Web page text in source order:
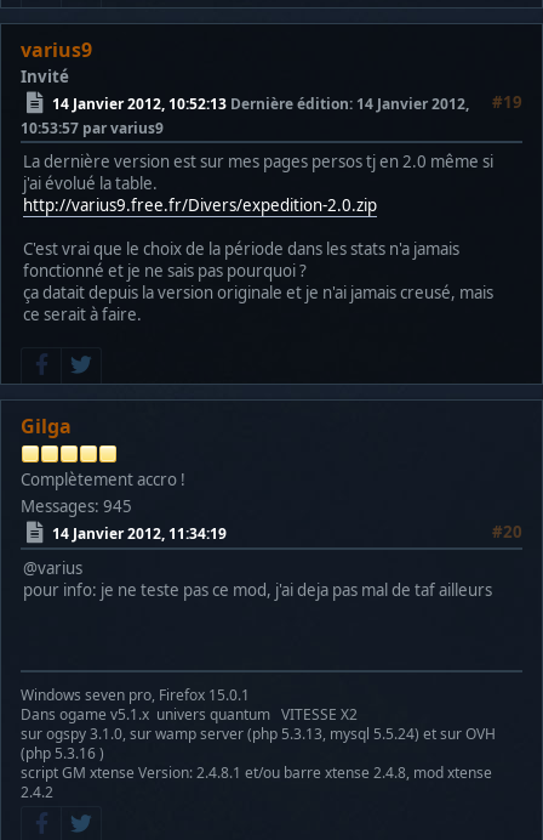
varius9
Invité
14 Janvier 2012, 10:52:13 #19
Dernière édition: 14 Janvier 2012,
10:53:57 par varius9
La dernière version est sur mes pages persos tj en 2.0 même si
j'ai évolué la table.
http://varius9.free.fr/Divers/expedition-2.0.zip
C'est vrai que le choix de la période dans les stats n'a jamais
fonctionné et je ne sais pas pourquoi ?
ça datait depuis la version originale et je n'ai jamais creusé, mais
ce serait à faire.
Gilga
Complètement accro !
Messages: 945
14 Janvier 2012, 11:34:19
#20
@varius
pour info: je ne teste pas ce mod, j'ai deja pas mal de taf ailleurs
Windows seven pro, Firefox 15.0.1
Dans ogame v5.1.x univers quantum VITESSE X2
sur ogspy 3.1.0, sur wamp server (php 5.3.13, mysql 5.5.24) et sur OVH
(php 5.3.16 )
script GM xtense Version: 2.4.8.1 et/ou barre xtense 2.4.8, mod xtense
2.4.2